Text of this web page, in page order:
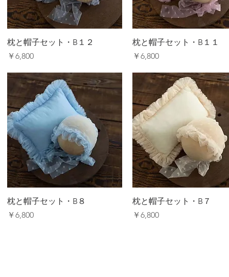
枕と帽子セット・B１２
価格
￥6,800
枕と帽子セット・B１１
価格
￥6,800
枕と帽子セット・B８
価格
￥6,800
枕と帽子セット・B７
価格
￥6,800